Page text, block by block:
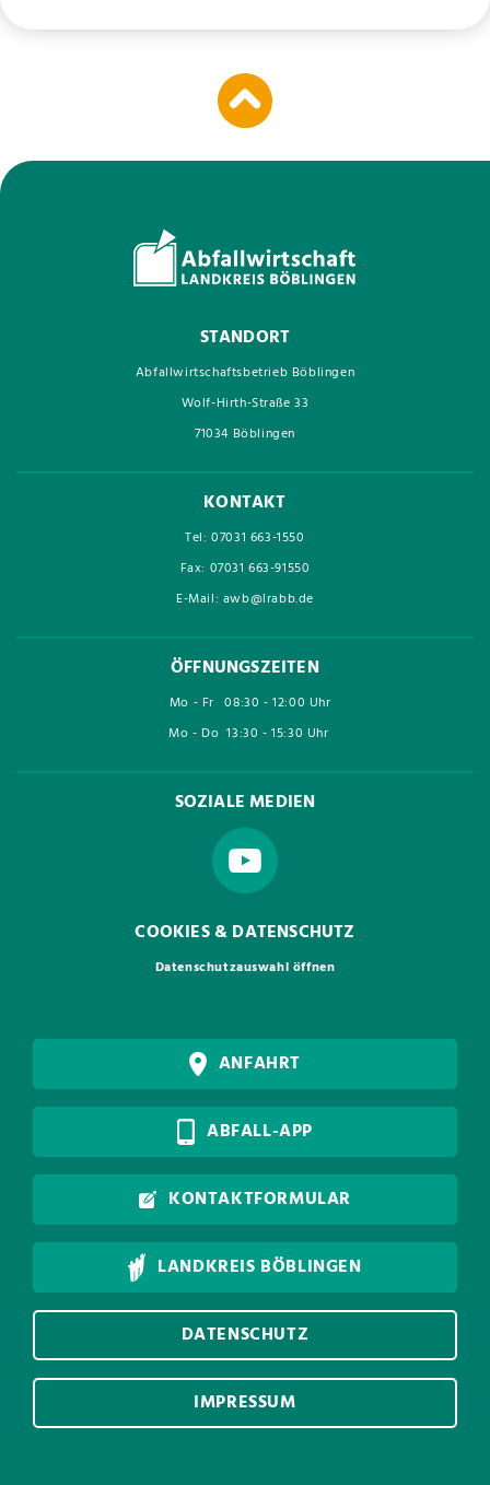
STANDORT
Abfallwirtschaftsbetrieb Böblingen
Wolf-Hirth-Straße 33
71034 Böblingen
KONTAKT
Tel: 07031 663-1550
Fax: 07031 663-91550
E-Mail: awb@lrabb.de
ÖFFNUNGSZEITEN
Mo - Fr 08:30 - 12:00 Uhr
Mo - Do 13:30 - 15:30 Uhr
SOZIALE MEDIEN
COOKIES & DATENSCHUTZ
Datenschutzauswahl öffnen
ANFAHRT
ABFALL-APP
KONTAKTFORMULAR
LANDKREIS BÖBLINGEN
DATENSCHUTZ
IMPRESSUM